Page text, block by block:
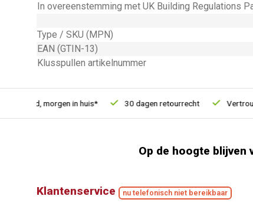
In overeenstemming met UK Building Regulations
Type / SKU (MPN)
EAN (GTIN-13)
Klusspullen artikelnummer
morgen in huis* 30 dagen retourrecht Vertrouwd
Op de hoogte blijven
Klantenservice nu telefonisch niet bereikbaar